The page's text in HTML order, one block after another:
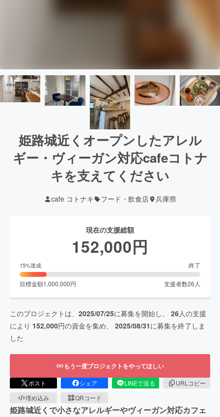
姫路城近くオープンしたアレル
ギー・ヴィーガン対応cafeコトナ
キを支えてください
cafe コトナキ フード・飲食店 兵庫県
現在の支援総額
152,000円
15%達成 終了
目標金額1,000,000円 支援者数26 人
このプロジェクトは、 2025/07/25に募集を開始し、 26人の支援
により 152,000円の資金を集め、 2025/08/31に募集を終了しま
した
もう一度プロジェクトをやってほしい
ポスト シェア LINEで送る
URLコピー
埋め込み
QRコード
姫路城近くで小さなアレルギーやヴィーガン対応カフェ